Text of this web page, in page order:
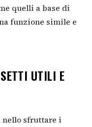
quelli a base di
funzione simile e
UTILI E
nello sfruttare i